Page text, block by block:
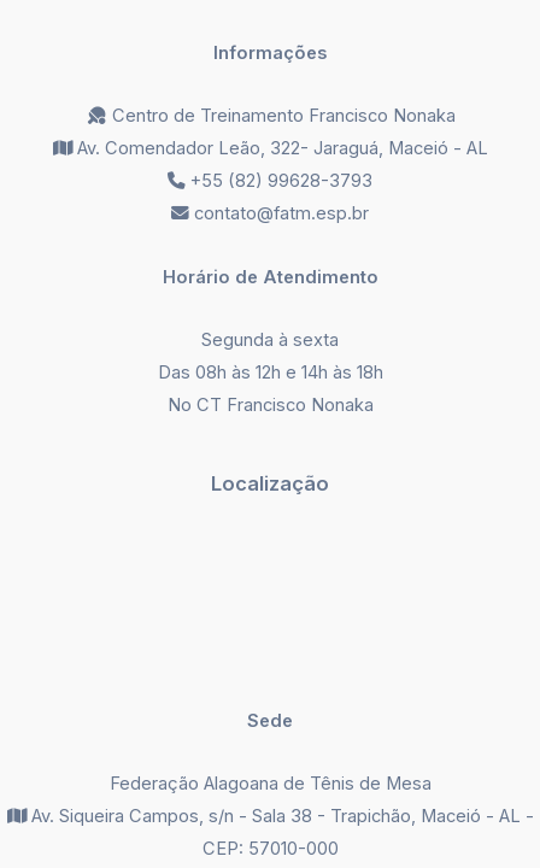
Informações
Centro de Treinamento Francisco Nonaka
Av. Comendador Leão, 322- Jaraguá, Maceió - AL
+55 (82) 99628-3793
contato@fatm.esp.br
Horário de Atendimento
Segunda à sexta
Das 08h às 12h e 14h às 18h
No CT Francisco Nonaka
Localização
Sede
Federação Alagoana de Tênis de Mesa
Av. Siqueira Campos, s/n - Sala 38 - Trapichão, Maceió - AL -
CEP: 57010-000